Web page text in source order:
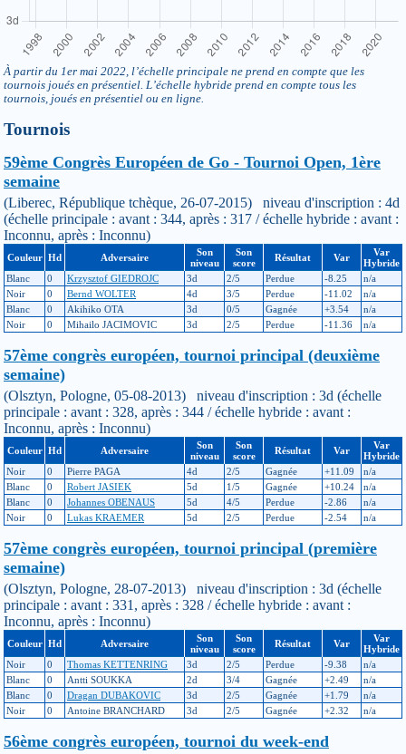
À partir du 1er mai 2022, l’échelle principale ne prend en compte que les
tournois joués en présentiel. L’échelle hybride prend en compte tous les
tournois, joués en présentiel ou en ligne.
Tournois
59ème Congrès Européen de Go - Tournoi Open, 1ère
semaine
(Liberec, République tchèque, 26-07-2015) niveau d'inscription : 4d
(échelle principale : avant : 344, après : 317 / échelle hybride : avant :
Inconnu, après : Inconnu)
Couleur Hd Adversaire
Son
niveau
Son
score
Résultat Var
Var
Hybride
Blanc
0 Krzysztof GIEDROJC 3d 2/5 Perdue -8.25
n/a
Noir
0 Bernd WOLTER 4d 3/5 Perdue -11.02
n/a
Blanc
0 Akihiko OTA 3d 0/5 Gagnée +3.54
n/a
Noir
0 Mihailo JACIMOVIC 3d 2/5 Perdue -11.36 n/a
57ème congrès européen, tournoi principal (deuxième
semaine)
(Olsztyn, Pologne, 05-08-2013) niveau d'inscription : 3d (échelle
principale : avant : 328, après : 344 / échelle hybride : avant :
Inconnu, après : Inconnu)
Couleur Hd Adversaire
Son
niveau
Son
score
Résultat Var
Var
Hybride
Noir
0 Pierre PAGA 4d 2/5 Gagnée +11.09
n/a
Blanc
0 Robert JASIEK 5d 1/5 Gagnée +10.24
n/a
Blanc
0 Johannes OBENAUS 5d 4/5 Perdue -2.86
n/a
Noir
0 Lukas KRAEMER 5d 2/5 Perdue -2.54 n/a
57ème congrès européen, tournoi principal (première
semaine)
(Olsztyn, Pologne, 28-07-2013) niveau d'inscription : 3d (échelle
principale : avant : 331, après : 328 / échelle hybride : avant :
Inconnu, après : Inconnu)
Couleur Hd Adversaire
Son
niveau
Son
score
Résultat Var
Var
Hybride
Noir
0 Thomas KETTENRING 3d 2/5 Perdue -9.38
n/a
Blanc
0 Antti SOUKKA 2d 3/4 Gagnée +2.49
n/a
Blanc
0 Dragan DUBAKOVIC 3d 2/5 Gagnée +1.79
n/a
Noir
0 Antoine BRANCHARD 3d 2/5 Gagnée +2.32 n/a
56ème congrès européen, tournoi du week-end